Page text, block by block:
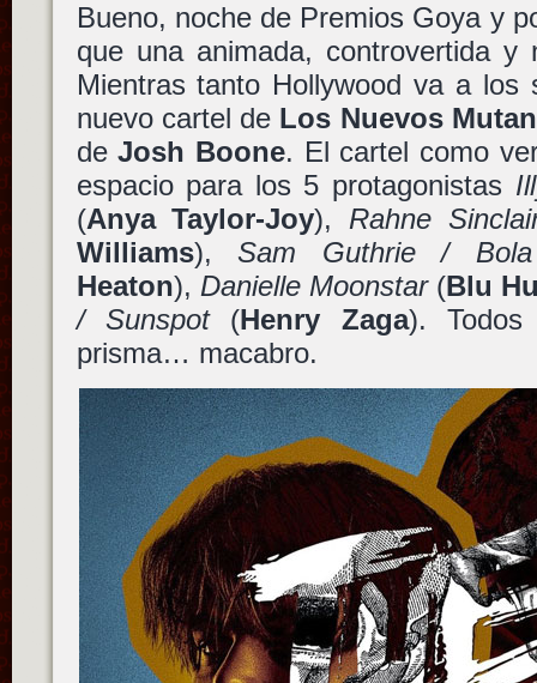
Bueno, noche de Premios Goya y
que una animada, controvertida
Mientras tanto Hollywood va a los
nuevo cartel de Los Nuevos
deJosh Boone. El cartel como
espacio para los 5 protagonistas
(Anya Taylor-Joy), Rahne
Williams),Sam Guthrie /
Heaton), Danielle Moonstar(Blu
/ Sunspot(Henry Zaga).
prisma… macabro.